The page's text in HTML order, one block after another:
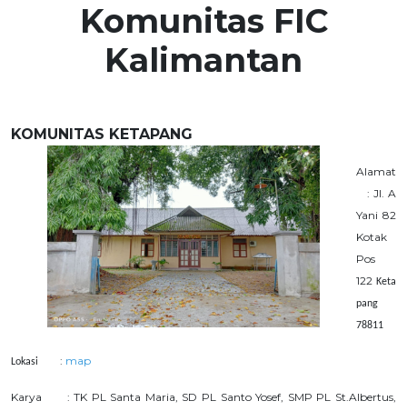
Komunitas FIC
Kalimantan
KOMUNITAS KETAPANG
Alamat
: Jl. A
Yani 82
Kotak
Pos
122 Keta
pang
78811
Lokasi : map
Karya : TK PL Santa Maria, SD PL Santo Yosef, SMP PL St.Albertus,